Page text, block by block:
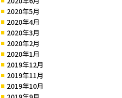
2020年5月
2020年4月
2020年3月
2020年2月
2020年1月
2019年12月
2019年11月
2019年10月